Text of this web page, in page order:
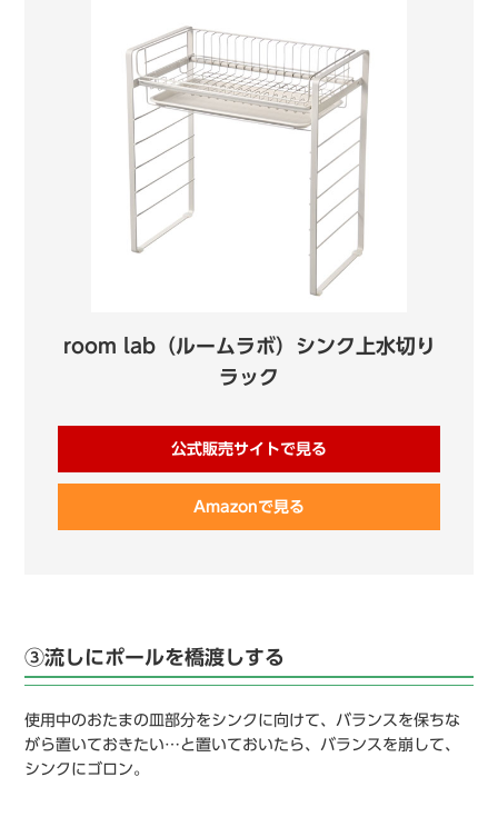
room lab（ルームラボ）シンク上水切り
ラック
公式販売サイトで見る
Amazonで見る
③流しにポールを橋渡しする
使用中のおたまの皿部分をシンクに向けて、バランスを保ちな
がら置いておきたい…と置いておいたら、バランスを崩して、
シンクにゴロン。